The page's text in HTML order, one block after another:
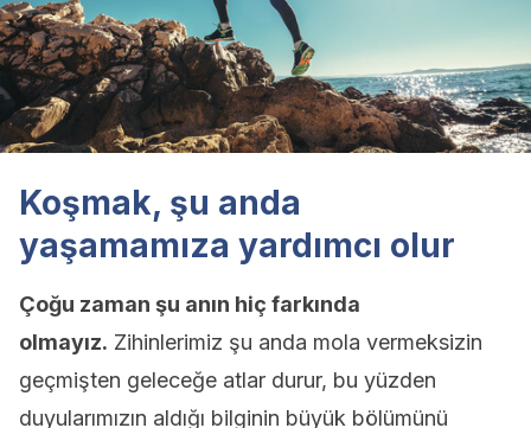
Koşmak, şu anda
yaşamamıza yardımcı olur
Çoğu zaman şu anın hiç farkında
olmayız. Zihinlerimiz şu anda mola vermeksizin
geçmişten geleceğe atlar durur, bu yüzden
duyularımızın aldığı bilginin büyük bölümünü